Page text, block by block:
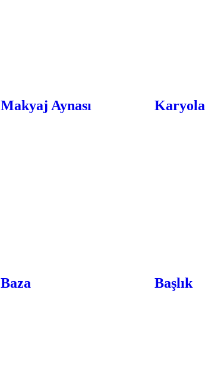
Makyaj Aynası Karyola
Baza Başlık